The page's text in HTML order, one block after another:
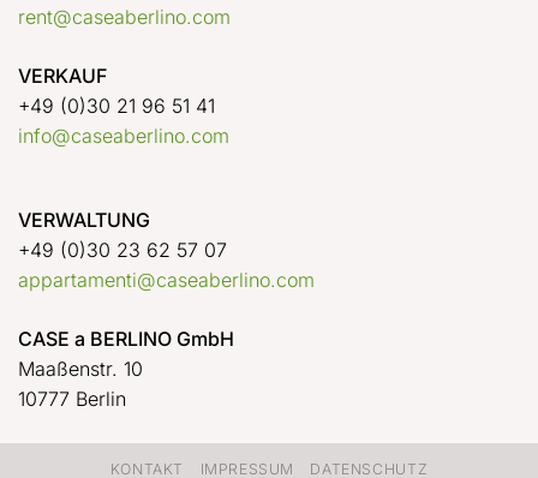
rent@caseaberlino.com
VERKAUF
+49 (0)30 21 96 51 41
info@caseaberlino.com
VERWALTUNG
+49 (0)30 23 62 57 07
appartamenti@caseaberlino.com
CASE a BERLINO GmbH
Maaßenstr. 10
10777 Berlin
KONTAKT IMPRESSUM DATENSCHUTZ